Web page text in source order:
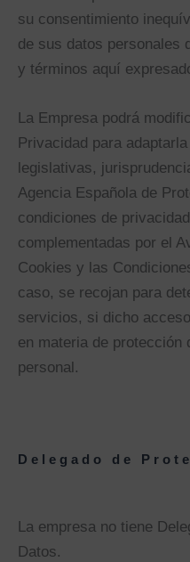
su consentimiento
de sus datos personales
y términos aquí
La Empresa podrá
Privacidad para
legislativas,
Agencia Española de
condiciones de
complementadas por el
Cookies y las
caso, se recojan para
servicios, si dicho
en materia de protección
personal.
Delegado de
La empresa no tiene
Datos.